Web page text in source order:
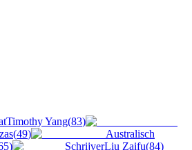
Timothy Yang(83)
(49)
Australisch
) SchrijverLiu Zaifu(84)